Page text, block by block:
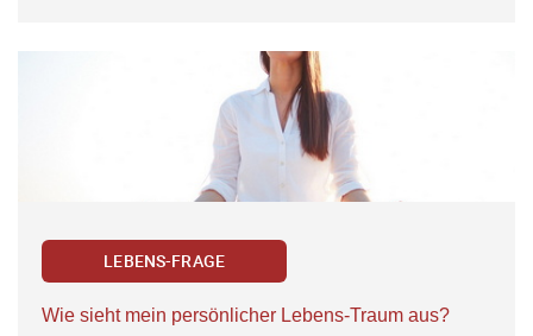
LEBENS-FRAGE
Wie sieht mein persönlicher Lebens-Traum aus?